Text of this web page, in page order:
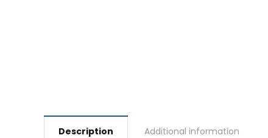
Description Additional information